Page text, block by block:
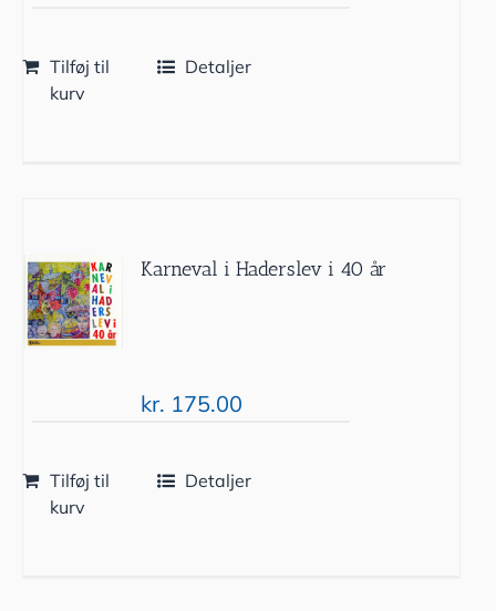
Tilføj til
kurv
Detaljer
Karneval i Haderslev i 40 år
kr. 175.00
Tilføj til
kurv
Detaljer